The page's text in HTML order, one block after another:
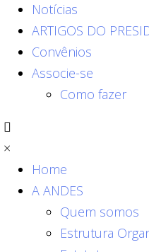
Notícias
ARTIGOS DO
Convênios
Associe-se
Como fazer
×
Home
A ANDES
Quem somos
Estrutura